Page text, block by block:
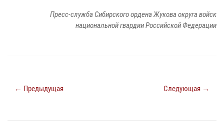
Пресс-служба Сибирского ордена Жукова округа войск
национальной гвардии Российской Федерации
← Предыдущая Следующая →